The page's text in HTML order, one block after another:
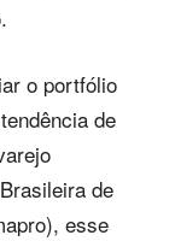
o portfólio
de
de
esse